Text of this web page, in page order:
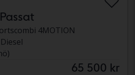
4MOTION
Diesel
65 500 kr